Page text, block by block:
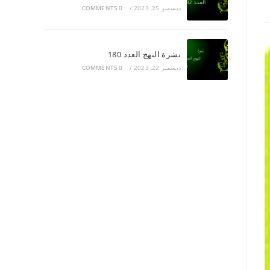
ديسمبر 25, 2023 /
0 COMMENTS
نشرة النهج العدد 180
ديسمبر 22, 2023 /
0 COMMENTS